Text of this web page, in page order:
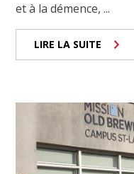
et à la démence, ...
LIRE LA SUITE